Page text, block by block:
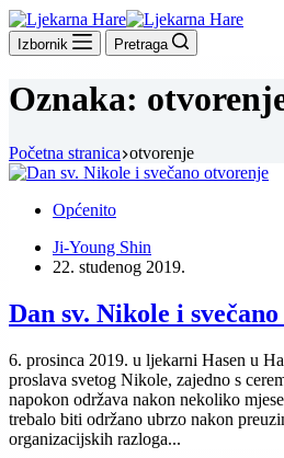
Izbornik Pretraga
Oznaka:
Početna stranica otvorenje
Općenito
Ji-Young Shin
22. studenog 2019.
Dan sv. Nikole i
6. prosinca 2019. u ljekarni Hasen u
proslava svetog Nikole, zajedno s
napokon održava nakon nekoliko
trebalo biti održano ubrzo nakon
organizacijskih razloga...